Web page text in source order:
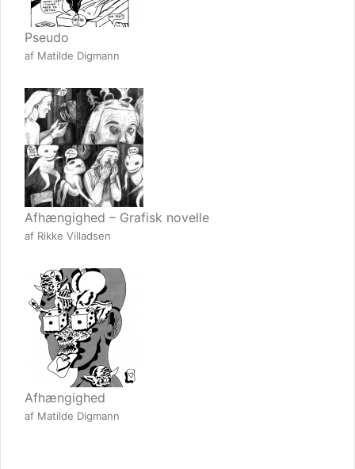
Pseudo
af Matilde Digmann
Afhængighed – Grafisk novelle
af Rikke Villadsen
Afhængighed
af Matilde Digmann